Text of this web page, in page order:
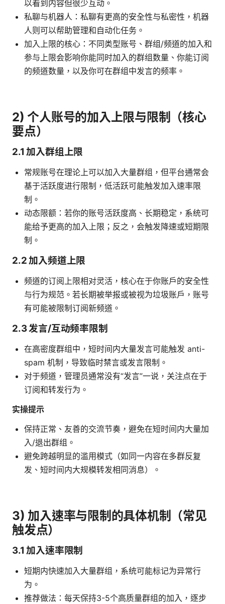
以看到内容但很少互动。
私聊与机器人：私聊有更高的安全性与私密性，机器
人则可以帮助管理和自动化任务。
加入上限的核心：不同类型账号、群组/频道的加入和
参与上限会影响你能同时加入的群组数量、你能订阅
的频道数量，以及你可在群组中发言的频率。
2) 个人账号的加入上限与限制（核心
要点）
2.1 加入群组上限
常规账号在理论上可以加入大量群组，但平台通常会
基于活跃度进行限制，低活跃可能触发加入速率限
制。
动态限额：若你的账号活跃度高、长期稳定，系统可
能给予更高的加入上限；反之，会触发降速或短期限
制。
2.2 加入频道上限
频道的订阅上限相对灵活，核心在于你账户的安全性
与行为规范。若长期被举报或被视为垃圾账户，账号
有可能被限制订阅新频道。
2.3 发言/互动频率限制
在高密度群组中，短时间内大量发言可能触发 anti-
spam 机制，导致临时禁言或发言限制。
对于频道，管理员通常没有“发言”一说，关注点在于
订阅和转发行为。
实操提示
保持正常、友善的交流节奏，避免在短时间内大量加
入/退出群组。
避免跨越明显的滥用模式（如同一内容在多群反复
发、短时间内大规模转发相同消息）。
3) 加入速率与限制的具体机制（常见
触发点）
3.1 加入速率限制
短期内快速加入大量群组，系统可能标记为异常行
为。
推荐做法：每天保持3-5个高质量群组的加入，逐步